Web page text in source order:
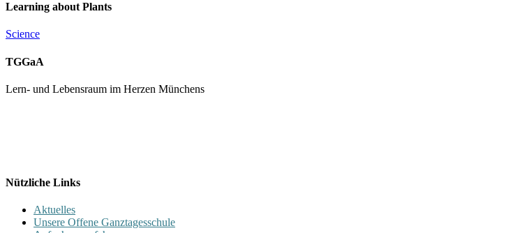
Learning about Plants
Science
TGGaA
Lern- und Lebensraum im Herzen Münchens
Nützliche Links
Aktuelles
Unsere Offene Ganztagesschule